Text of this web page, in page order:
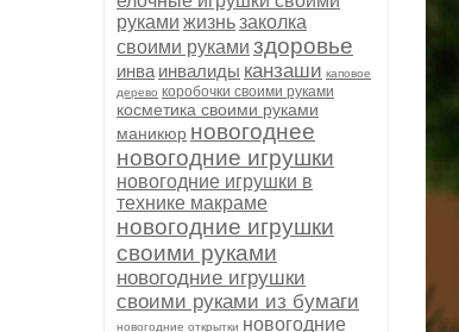
руками жизньзаколка
своими руками здоровье
инва инвалиды канзаши каповое
дерево коробочки своими руками
косметика своими руками
маникюр новогоднее
новогодние игрушки
новогодние игрушки в
технике макраме
новогодние игрушки
своими руками
новогодние игрушки
своими руками из бумаги
новогодние открытки новогодние